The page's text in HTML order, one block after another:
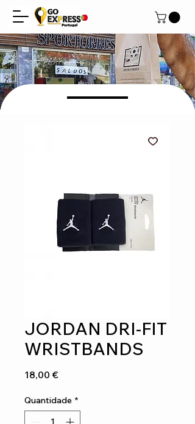
JORDAN DRI-FIT
WRISTBANDS
18,00 €Preço
Quantidade *